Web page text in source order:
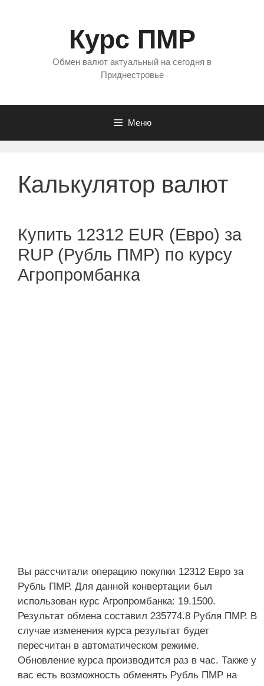
Курс ПМР
Обмен валют актуальный на сегодня в
Приднестровье
Меню
Калькулятор валют
Купить 12312 EUR (Евро) за
RUP (Рубль ПМР) по курсу
Агропромбанка
Вы рассчитали операцию покупки 12312 Евро за
Рубль ПМР. Для данной конвертации был
использован курс Агропромбанка: 19.1500.
Результат обмена составил 235774.8 Рубля ПМР. В
случае изменения курса результат будет
пересчитан в автоматическом режиме.
Обновление курса производится раз в час. Также у
вас есть возможность обменять Рубль ПМР на